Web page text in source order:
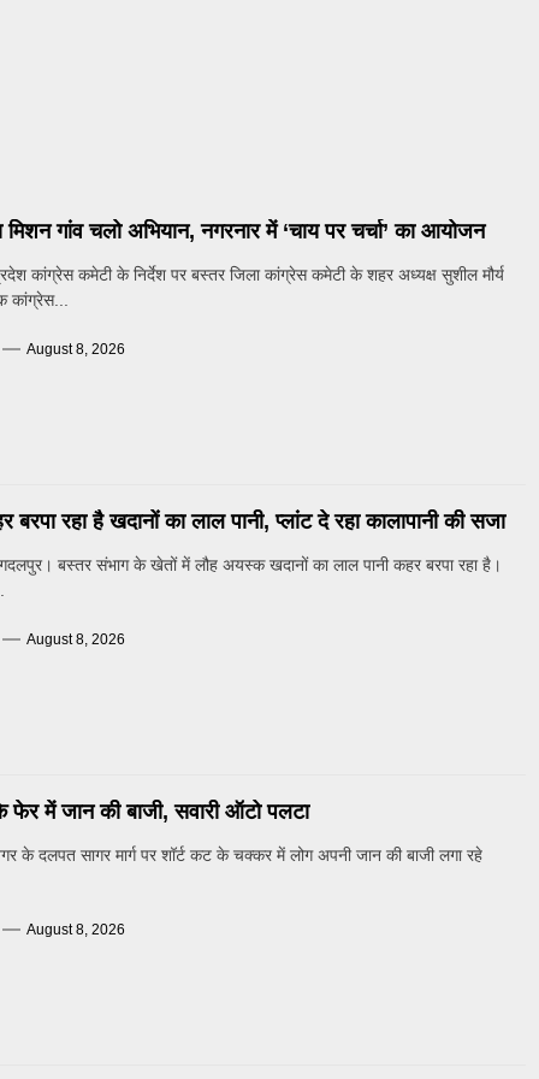
गांव चलो अभियान, नगरनार में ‘चाय पर चर्चा’ का आयोजन
कांग्रेस कमेटी के निर्देश पर बस्तर जिला कांग्रेस कमेटी के शहर अध्यक्ष सुशील मौर्य
कांग्रेस...
August 8, 2026
बरपा रहा है खदानों का लाल पानी, प्लांट दे रहा कालापानी की सजा
बस्तर संभाग के खेतों में लौह अयस्क खदानों का लाल पानी कहर बरपा रहा है।
August 8, 2026
फेर में जान की बाजी, सवारी ऑटो पलटा
के दलपत सागर मार्ग पर शॉर्ट कट के चक्कर में लोग अपनी जान की बाजी लगा रहे
August 8, 2026